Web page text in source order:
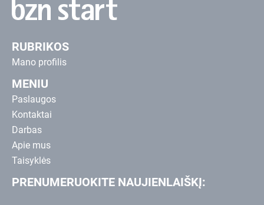
RUBRIKOS
Mano profilis
MENIU
Paslaugos
Kontaktai
Darbas
Apie mus
Taisyklės
PRENUMERUOKITE NAUJIENLAIŠKĮ: